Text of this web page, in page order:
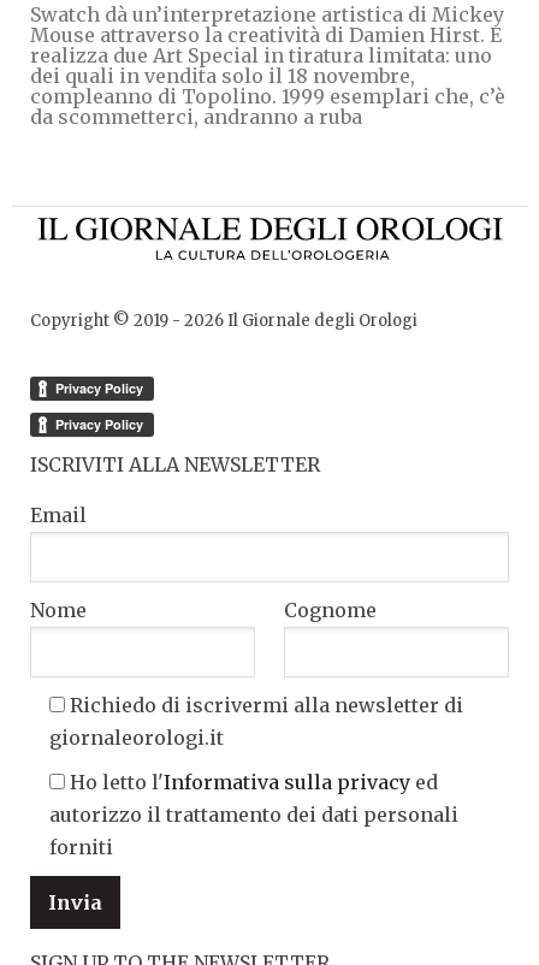
Swatch dà un’interpretazione artistica di Mickey
Mouse attraverso la creatività di Damien Hirst. E
realizza due Art Special in tiratura limitata: uno
dei quali in vendita solo il 18 novembre,
compleanno di Topolino. 1999 esemplari che, c’è
da scommetterci, andranno a ruba
Copyright © 2019 - 2026Il Giornale degli Orologi
ISCRIVITI ALLA NEWSLETTER
Email
Nome Cognome
Richiedo di iscrivermi alla newsletter di
giornaleorologi.it
Ho letto l'Informativa sulla privacy ed
autorizzo il trattamento dei dati personali
forniti